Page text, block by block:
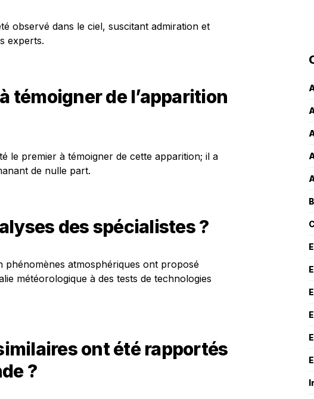
observé dans le ciel, suscitant admiration et
experts.
témoigner de l’apparition
le premier à témoigner de cette apparition; il a
de nulle part.
des spécialistes ?
phénomènes atmosphériques ont proposé
météorologique à des tests de technologies
ont été rapportés
?